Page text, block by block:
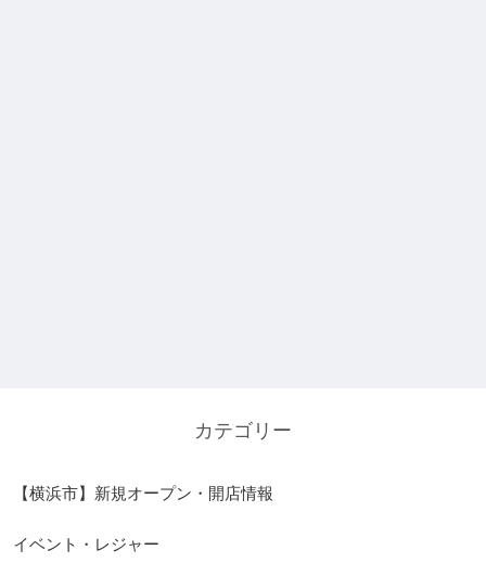
カテゴリー
【横浜市】新規オープン・開店情報
イベント・レジャー